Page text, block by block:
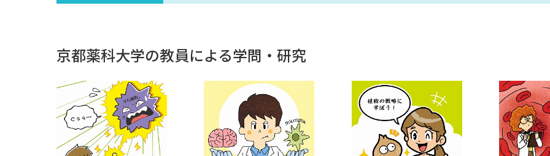
新学年スタート号特集ページ（高2生用
SELFBRAND特集ページ
オープンキャンパスなどを調
京都薬科大学の教員による学問・研究